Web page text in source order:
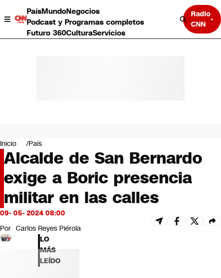
PaísMundoNegocios
Podcast y Programas completos
Futuro 360CulturaServicios
Radio
CNN
Negocios
Deportes
Programas completos
Cultura
Servicios
Bits
CNN tiempo
Futuro 360
Opinión
Inicio País
Alcalde de San Bernardo
exige a Boric presencia
militar en las calles
09- 05- 2024 08:00
Por Carlos Reyes Piérola
LO
MÁS
LEÍDO